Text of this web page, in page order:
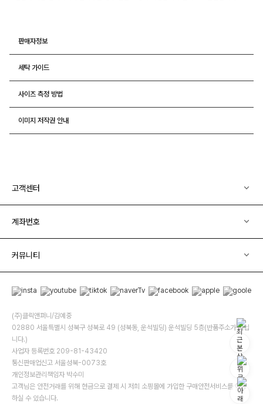
판매자정보
세탁 가이드
사이즈 측정 방법
이미지 저작권 안내
고객센터
계좌번호
커뮤니티
(주)클릭앤퍼니/김예중
02880 서울특별시 성북구 성북로 49 (성북동, 운석빌딩) 운석빌딩 5층(반품주소가 아닙
니다.)
사업자 등록번호 209-81-43420
통신판매업신고 서울성북-0073호
개인정보관리책임자 박수미
고객님은 안전거래를 위해 현금으로 결제 시 저희 소핑몰에 가입한 구매안전서비스를 이용
하실 수 있습니다.